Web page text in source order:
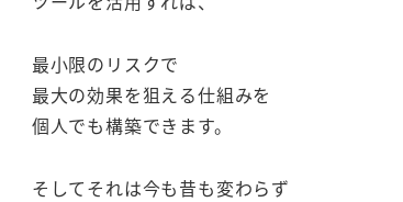
最小限のリスクで
最大の効果を狙える仕組みを
個人でも構築できます。
そしてそれは今も昔も変わらず